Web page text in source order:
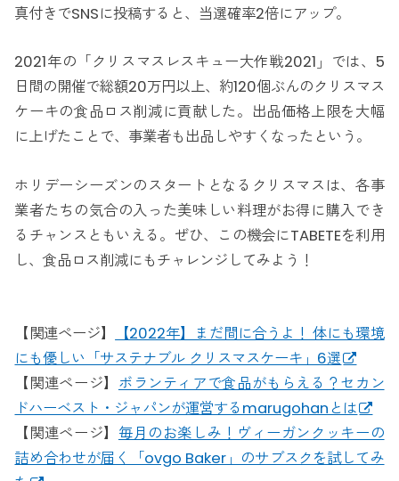
真付きでSNSに投稿すると、当選確率2倍にアップ。
2021年の「クリスマスレスキュー大作戦2021」では、5
日間の開催で総額20万円以上、約120個ぶんのクリスマス
ケーキの食品ロス削減に貢献した。出品価格上限を大幅
に上げたことで、事業者も出品しやすくなったという。
ホリデーシーズンのスタートとなるクリスマスは、各事
業者たちの気合の入った美味しい料理がお得に購入でき
るチャンスともいえる。ぜひ、この機会にTABETEを利用
し、食品ロス削減にもチャレンジしてみよう！
【関連ページ】
【2022年】まだ間に合うよ！ 体にも環境
にも優しい「サステナブル クリスマスケーキ」6選
【関連ページ】 ボランティアで食品がもらえる？セカン
ドハーベスト・ジャパンが運営するmarugohanとは
【関連ページ】 毎月のお楽しみ！ヴィーガンクッキーの
詰め合わせが届く「ovgo Baker」のサブスクを試してみ